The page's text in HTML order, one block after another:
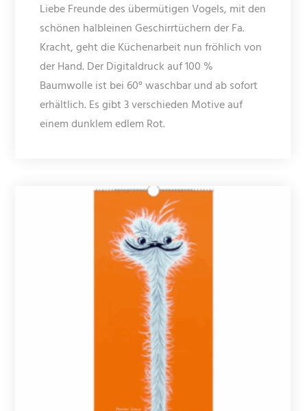
Liebe Freunde des übermütigen Vogels, mit den
schönen halbleinen Geschirrtüchern der Fa.
Kracht, geht die Küchenarbeit nun fröhlich von
der Hand. Der Digitaldruck auf 100 %
Baumwolle ist bei 60° waschbar und ab sofort
erhältlich. Es gibt 3 verschieden Motive auf
einem dunklem edlem Rot.